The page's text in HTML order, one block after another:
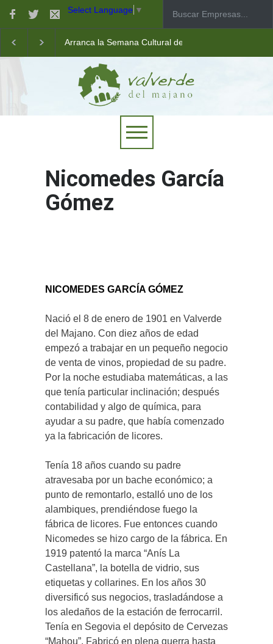
Select Language ▼
Arranca la Semana Cultural de Valverde
Taller de robótica para jóvenes
Las pistas municipales de pádel estrenan un nuevo
Nicomedes García
Gómez
NICOMEDES GARCÍA GÓMEZ
Nació el 8 de enero de 1901 en Valverde
del Majano. Con diez años de edad
empezó a trabajar en un pequeño negocio
de venta de vinos, propiedad de su padre.
Por la noche estudiaba matemáticas, a las
que tenía particular inclinación; después
contabilidad y algo de química, para
ayudar a su padre, que había comenzado
ya la fabricación de licores.
Tenía 18 años cuando su padre
atravesaba por un bache económico; a
punto de remontarlo, estalló uno de los
alambiques, prendiéndose fuego la
fábrica de licores. Fue entonces cuando
Nicomedes se hizo cargo de la fábrica. En
1919 patentó la marca “Anís La
Castellana”, la botella de vidrio, sus
etiquetas y collarines. En los años 30
diversificó sus negocios, trasladándose a
los aledaños de la estación de ferrocarril.
Tenía en Segovia el depósito de Cervezas
“Mahou”. Fabricó en plena guerra hasta